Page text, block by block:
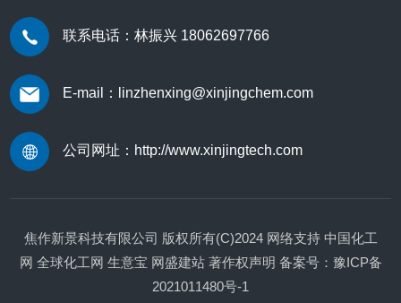
联系电话：林振兴 18062697766
E-mail：linzhenxing@xinjingchem.com
公司网址： http://www.xinjingtech.com
焦作新景科技有限公司 版权所有(C)2024 网络支持 中国化工
网 全球化工网 生意宝 网盛建站 著作权声明 备案号：豫ICP备
2021011480号-1